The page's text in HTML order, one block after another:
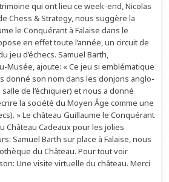
ET
JOURNÉES
DU
PATRIMOINE
DES
20
ET
21
SEPTEMBRE:
CHÂTEAU
GUILLAUME
CONQUÉRANT
À
FALAISE
qui ont lieu ce week-end, Nicolas
Chess & Strategy, nous suggère la
le Conquérant à Falaise dans le
en effet toute l’année, un circuit de
jeu d’échecs. Samuel Barth,
Musée, ajoute: « Ce jeu si emblématique
donné son nom dans les donjons anglo-
de l’échiquier) et nous a donné
la société du Moyen Âge comme une
» Le château Guillaume le Conquérant
Château Cadeaux pour les jolies
Samuel Barth sur place à Falaise, nous
du Château. Pour tout voir
Une visite virtuelle du château. Merci